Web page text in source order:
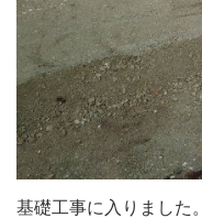
基礎工事に入りました。